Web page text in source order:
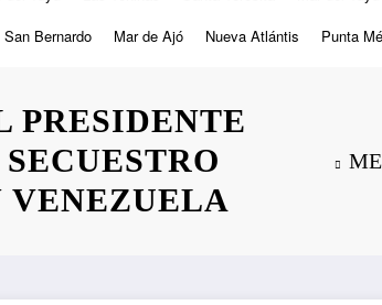
San Bernardo Mar de Ajó Nueva Atlántis Punta
PRESIDENTE
VENEZUELA